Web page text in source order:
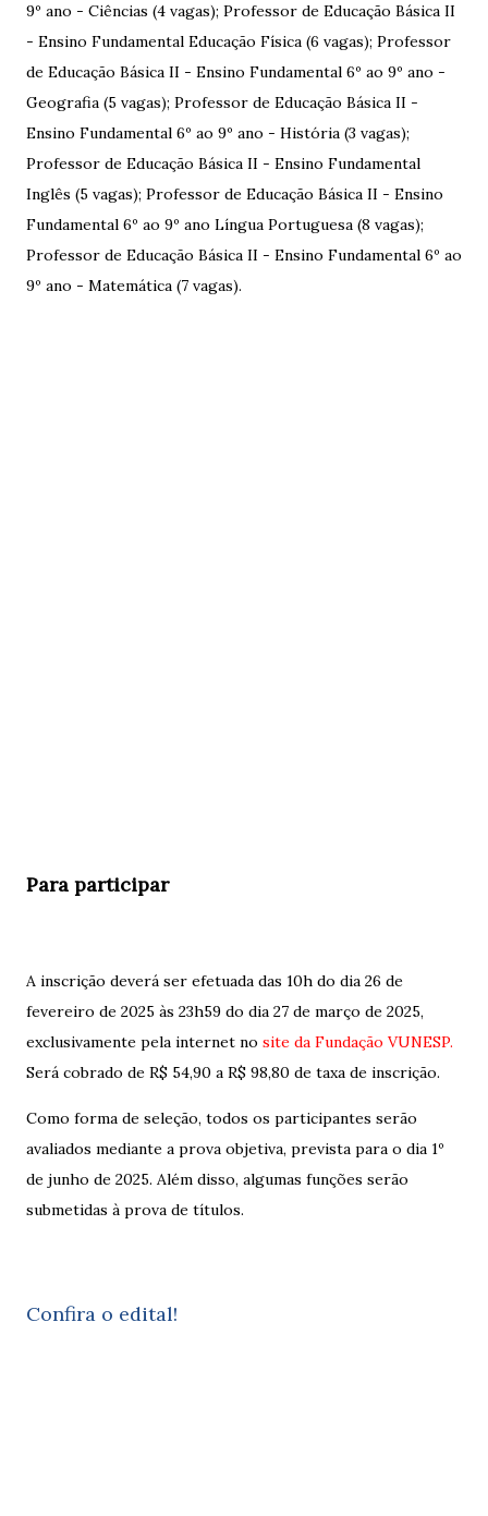
9º ano - Ciências (4 vagas); Professor de Educação Básica II
- Ensino Fundamental Educação Física (6 vagas); Professor
de Educação Básica II - Ensino Fundamental 6º ao 9º ano -
Geografia (5 vagas); Professor de Educação Básica II -
Ensino Fundamental 6º ao 9º ano - História (3 vagas);
Professor de Educação Básica II - Ensino Fundamental
Inglês (5 vagas); Professor de Educação Básica II - Ensino
Fundamental 6º ao 9º ano Língua Portuguesa (8 vagas);
Professor de Educação Básica II - Ensino Fundamental 6º ao
9º ano - Matemática (7 vagas).
Para participar
A inscrição deverá ser efetuada das 10h do dia 26 de
fevereiro de 2025 às 23h59 do dia 27 de março de 2025,
exclusivamente pela internet no site da Fundação VUNESP.
Será cobrado de R$ 54,90 a R$ 98,80 de taxa de inscrição.
Como forma de seleção, todos os participantes serão
avaliados mediante a prova objetiva, prevista para o dia 1º
de junho de 2025. Além disso, algumas funções serão
submetidas à prova de títulos.
Confira o edital!